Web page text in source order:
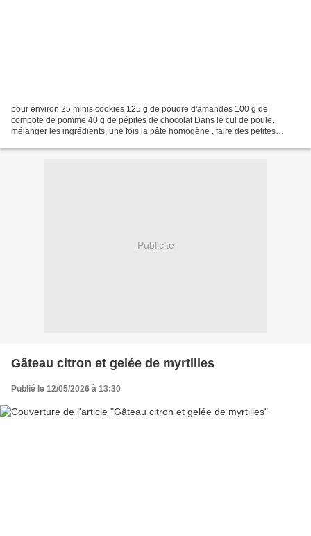
pour environ 25 minis cookies 125 g de poudre d'amandes 100 g de
compote de pomme 40 g de pépites de chocolat Dans le cul de poule,
mélanger les ingrédients, une fois la pâte homogène , faire des petites
Publicité
Gâteau citron et gelée de myrtilles
Publié le 12/05/2026 à 13:30